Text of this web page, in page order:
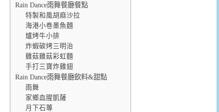
Rain Dance雨舞餐廳餐點
特製和風胡麻沙拉
海港小卷墨魚麵
爐烤牛小排
炸蝦碳烤三明治
雞菇雞菇彩虹麵
手打三寶炸雞翅
Rain Dance雨舞餐廳飲料&甜點
雨舞
家鄉血腥凱薩
月下石蓴